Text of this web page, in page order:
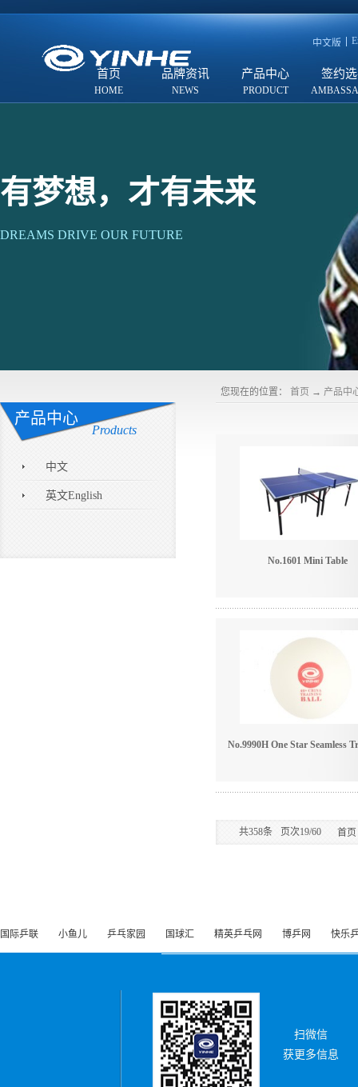
中文版
首页 品牌资讯 产品中心 签约
有梦想，才有未来
DREAMS DRIVE OUR FUTURE
产品中心
Products
中文
英文English
您现在的位置： 首页 → 产品中
No.1601 Mini Table
共358条 页次19/60 首页
国际乒联 小鱼儿 乒乓家园 国球汇 精英乒乓网 博乒网 快乐
扫微信
获更多信息